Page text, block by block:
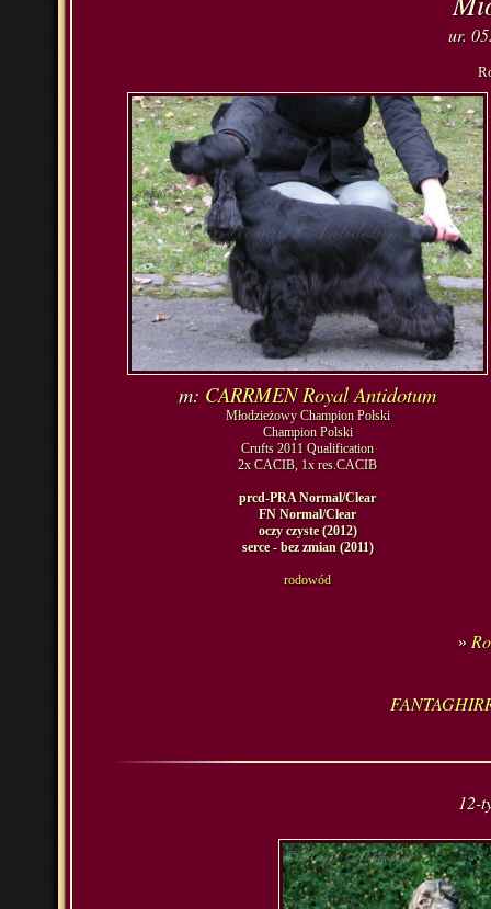
ur.
m: CARRMEN Royal Antidotum
Młodzieżowy Champion Polski
Champion Polski
Crufts 2011 Qualification
2x CACIB, 1x res.CACIB
prcd-PRA Normal/Clear
FN Normal/Clear
oczy czyste (2012)
serce - bez zmian (2011)
rodowód
»
12-